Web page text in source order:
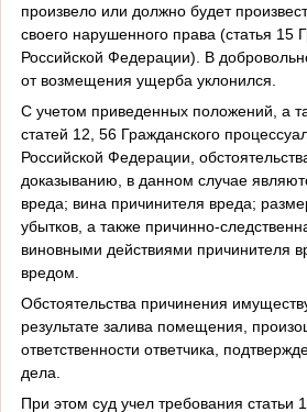
произвело или должно будет
своего нарушенного права (статья 15
Российской Федерации). В
от возмещения ущерба уклонился.
С учетом приведенных положений, а
статей 12, 56 Гражданского
Российской Федерации,
доказыванию, в данном случае
вреда; вина причинителя вреда;
убытков, а также причинно-
виновными действиями причинителя
вредом.
Обстоятельства причинения
результате залива помещения,
ответственности ответчика,
дела.
При этом суд учел требования статьи